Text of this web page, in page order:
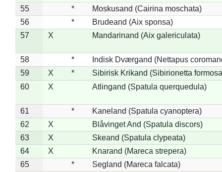
55
*
Moskusand (Cairina moschata)
56
*
Brudeand (Aix sponsa)
57
X Mandarinand (Aix galericulata)
58 *
Indisk Dværgand (Nettapus
59
X *
Sibirisk Krikand (Sibirionetta
60
X Atlingand (Spatula querquedula)
61 *
Kaneland (Spatula cyanoptera)
62
X
Blåvinget And (Spatula discors)
63
X
Skeand (Spatula clypeata)
64
X
Knarand (Mareca strepera)
65
*
Segland (Mareca falcata)